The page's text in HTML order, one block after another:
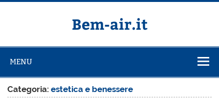
Salta
Bem-air.it
MENU
Categoria:estetica e benessere